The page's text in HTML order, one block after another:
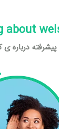
about
درباره ی